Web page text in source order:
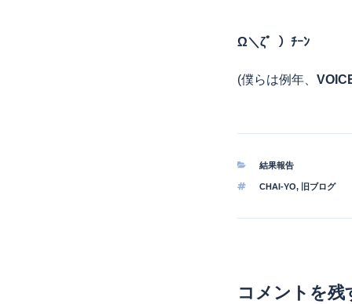
Ω＼ζ゜）ﾁｰﾝ
(僕らは例年、
カ
ゴ
結果報告
タ
CHAI-YO, 旧ブログ
コメントを残